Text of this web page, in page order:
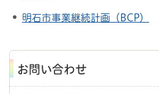
明石市事業継続計画（BCP）
お問い合わせ